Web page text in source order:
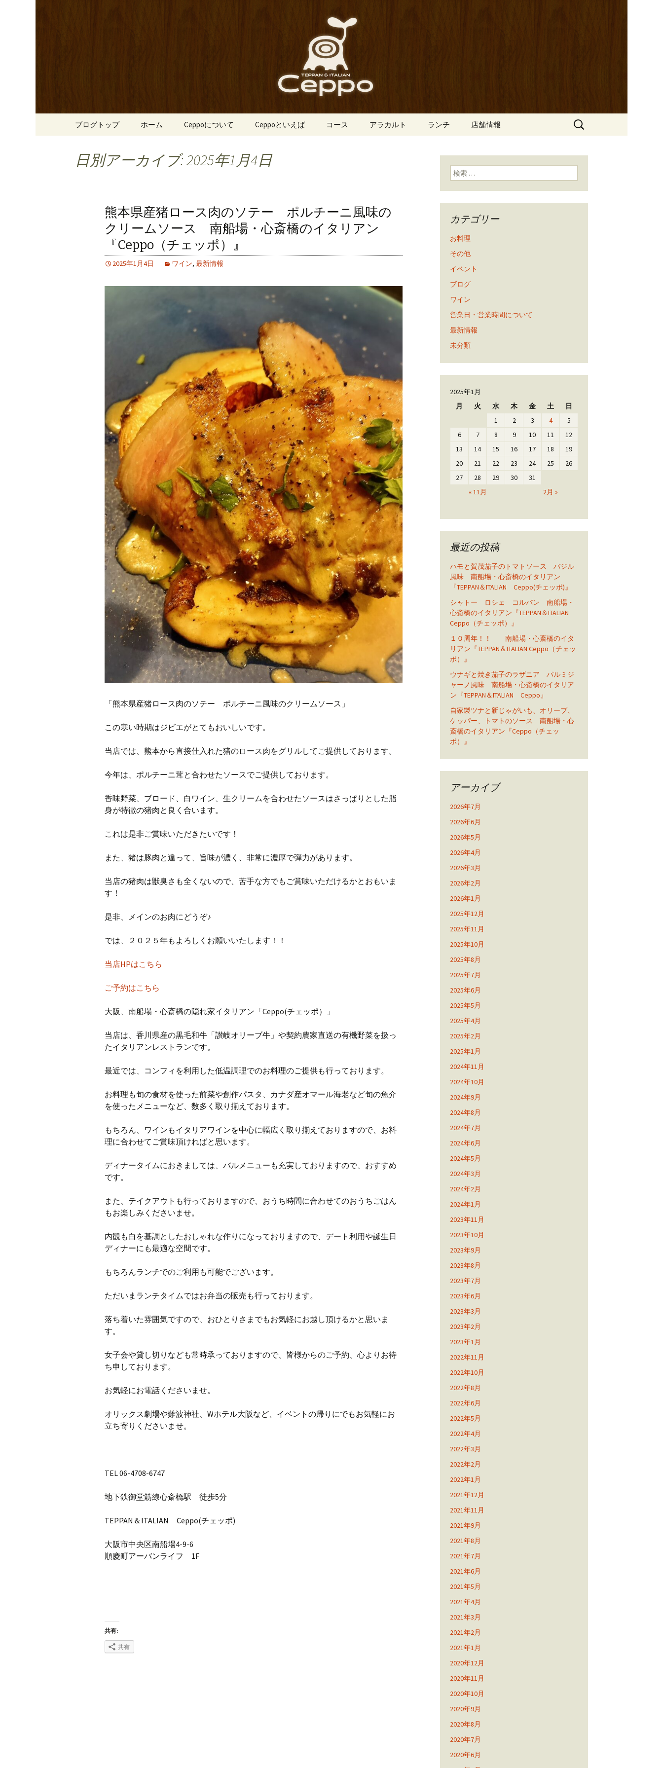
南船場・心斎橋のイタリアン
「Ceppo（チェッポ）」の公式ブログ
リーブ牛のステーキのほか、バルメニューも豊富にご用意。デートにも一人飲みのお客様にもぴった
コンテンツへ移動
ブログトップ ホーム Ceppoについて Ceppoといえば コース アラカルト ランチ 店舗情報
検
日別アーカイブ: 2025年1月4日
熊本県産猪ロース肉のソテー ポルチーニ風味の
クリームソース 南船場・心斎橋のイタリアン
『Ceppo（チェッポ）』
2025年1月4日 ワイン, 最新情報
「熊本県産猪ロース肉のソテー ポルチーニ風味のクリームソース」
この寒い時期はジビエがとてもおいしいです。
当店では、熊本から直接仕入れた猪のロース肉をグリルしてご提供しております。
今年は、ポルチーニ茸と合わせたソースでご提供しております。
香味野菜、ブロード、白ワイン、生クリームを合わせたソースはさっぱりとした脂
身が特徴の猪肉と良く合います。
これは是非ご賞味いただきたいです！
また、猪は豚肉と違って、旨味が濃く、非常に濃厚で弾力があります。
当店の猪肉は獣臭さも全くないので、苦手な方でもご賞味いただけるかとおもいま
す！
是非、メインのお肉にどうぞ♪
では、２０２５年もよろしくお願いいたします！！
当店HPはこちら
ご予約はこちら
大阪、南船場・心斎橋の隠れ家イタリアン「Ceppo(チェッポ）」
当店は、香川県産の黒毛和牛「讃岐オリーブ牛」や契約農家直送の有機野菜を扱っ
たイタリアンレストランです。
最近では、コンフィを利用した低温調理でのお料理のご提供も行っております。
お料理も旬の食材を使った前菜や創作パスタ、カナダ産オマール海老など旬の魚介
を使ったメニューなど、数多く取り揃えております。
もちろん、ワインもイタリアワインを中心に幅広く取り揃えておりますので、お料
理に合わせてご賞味頂ければと思います。
ディナータイムにおきましては、バルメニューも充実しておりますので、おすすめ
です。
また、テイクアウトも行っておりますので、おうち時間に合わせてのおうちごはん
もお楽しみくださいませ。
内観も白を基調としたおしゃれな作りになっておりますので、デート利用や誕生日
ディナーにも最適な空間です。
もちろんランチでのご利用も可能でございます。
ただいまランチタイムではお弁当の販売も行っております。
落ち着いた雰囲気ですので、おひとりさまでもお気軽にお越し頂けるかと思いま
す。
女子会や貸し切りなども常時承っておりますので、皆様からのご予約、心よりお待
ち申しております。
お気軽にお電話くださいませ。
オリックス劇場や難波神社、Wホテル大阪など、イベントの帰りにでもお気軽にお
立ち寄りくださいませ。
TEL 06-4708-6747
地下鉄御堂筋線心斎橋駅 徒歩5分
TEPPAN＆ITALIAN Ceppo(チェッポ)
大阪市中央区南船場4-9-6
順慶町アーバンライフ 1F
共有:
共有
検索:
カテゴリー
お料理
その他
イベント
ブログ
ワイン
営業日・営業時間について
最新情報
未分類
2025年1月
月
火 水 木 金 土 日
« 11月 2月 »
1 2 3 4
5
6
7 8 9 10 11
12
13
14 15 16 17 18
19
20
21 22 23 24 25
26
27
28 29 30 31
最近の投稿
ハモと賀茂茄子のトマトソース バジル
風味 南船場・心斎橋のイタリアン
『TEPPAN＆ITALIAN Ceppo(チェッポ)』
シャトー ロシェ コルバン 南船場・
心斎橋のイタリアン『TEPPAN＆ITALIAN
Ceppo（チェッポ）』
１０周年！！ 南船場・心斎橋のイタ
リアン『TEPPAN＆ITALIAN Ceppo（チェッ
ポ）』
ウナギと焼き茄子のラザニア パルミジ
ャーノ風味 南船場・心斎橋のイタリア
ン『TEPPAN＆ITALIAN Ceppo』
自家製ツナと新じゃがいも、オリーブ、
ケッパー、トマトのソース 南船場・心
斎橋のイタリアン『Ceppo（チェッ
ポ）』
アーカイブ
2026年7月
2026年6月
2026年5月
2026年4月
2026年3月
2026年2月
2026年1月
2025年12月
2025年11月
2025年10月
2025年8月
2025年7月
2025年6月
2025年5月
2025年4月
2025年2月
2025年1月
2024年11月
2024年10月
2024年9月
2024年8月
2024年7月
2024年6月
2024年5月
2024年3月
2024年2月
2024年1月
2023年11月
2023年10月
2023年9月
2023年8月
2023年7月
2023年6月
2023年3月
2023年2月
2023年1月
2022年11月
2022年10月
2022年8月
2022年6月
2022年5月
2022年4月
2022年3月
2022年2月
2022年1月
2021年12月
2021年11月
2021年9月
2021年8月
2021年7月
2021年6月
2021年5月
2021年4月
2021年3月
2021年2月
2021年1月
2020年12月
2020年11月
2020年10月
2020年9月
2020年8月
2020年7月
2020年6月